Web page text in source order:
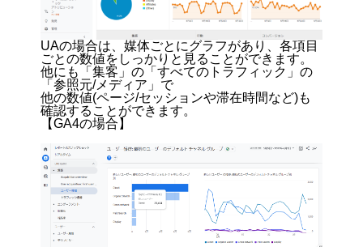
UAの場合は、媒体ごとにグラフがあり、各項目
ごとの数値をしっかりと見ることができます。
他にも「集客」の「すべてのトラフィック」の
「参照元/メディア」で
他の数値(ページ/セッションや滞在時間など)も
確認することができます。
【GA4の場合】